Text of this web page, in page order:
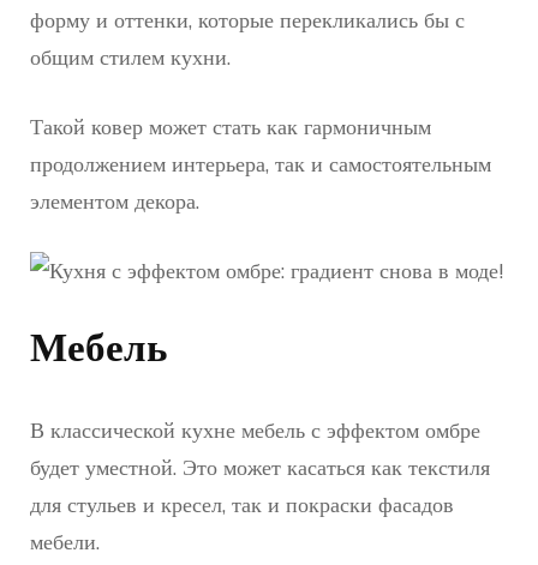
форму и оттенки, которые перекликались бы с
общим стилем кухни.
Такой ковер может стать как гармоничным
продолжением интерьера, так и самостоятельным
элементом декора.
Мебель
В классической кухне мебель с эффектом омбре
будет уместной. Это может касаться как текстиля
для стульев и кресел, так и покраски фасадов
мебели.